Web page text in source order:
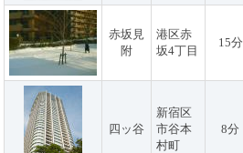
赤坂見
附
港区赤
坂4丁目
15分
四ッ谷
新宿区
市谷本
村町
8分